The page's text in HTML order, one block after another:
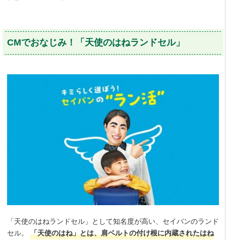
CMでおなじみ！「天使のはねランドセル」
「天使のはねランドセル」として知名度が高い、セイバンのランド
セル。 「天使のはね」とは、肩ベルトの付け根に内蔵されたはね